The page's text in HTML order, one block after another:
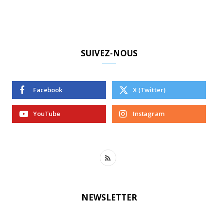
SUIVEZ-NOUS
Facebook X (Twitter)
YouTube Instagram
R
NEWSLETTER